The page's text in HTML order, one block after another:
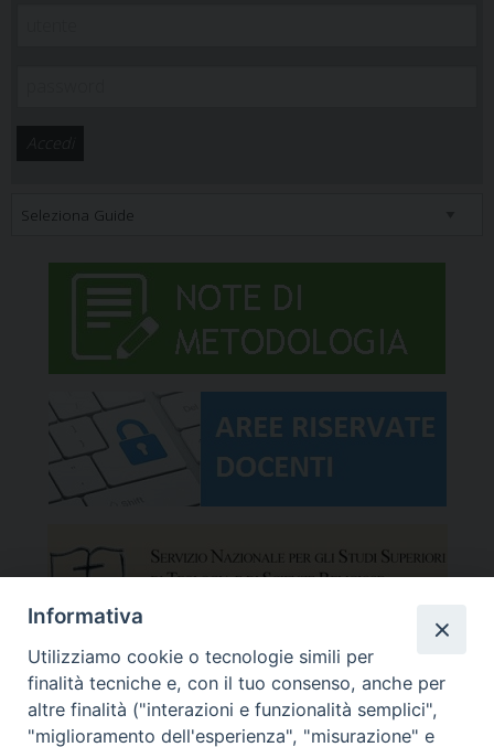
Informativa
Utilizziamo cookie o tecnologie simili per
finalità tecniche e, con il tuo consenso, anche per
altre finalità ("interazioni e funzionalità semplici",
"miglioramento dell'esperienza", "misurazione" e